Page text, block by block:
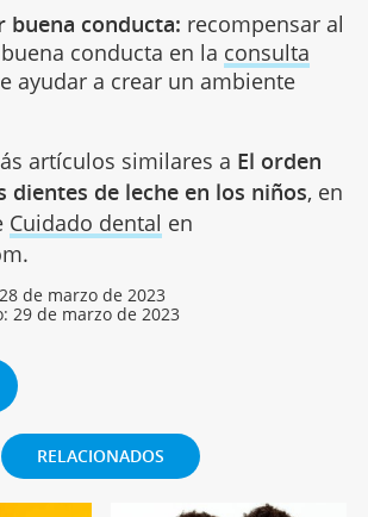
buena conducta: recompensar al
conducta en la consulta
ayudar a crear un ambiente
artículos similares a El orden
dientes de leche en los niños, en
Cuidado dental en
28 de marzo de 2023
29 de marzo de 2023
RELACIONADOS